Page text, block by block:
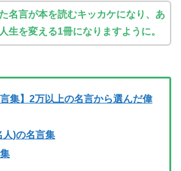
名言が本を読むキッカケになり、あ
生を変える1冊になりますように。
言集】2万以上の名言から選んだ偉
人)の名言集